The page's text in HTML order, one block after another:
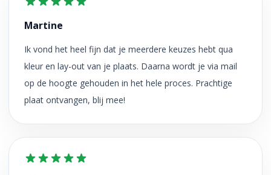
Martine
Ik vond het heel fijn dat je meerdere keuzes hebt qua
kleur en lay-out van je plaats. Daarna wordt je via mail
op de hoogte gehouden in het hele proces. Prachtige
plaat ontvangen, blij mee!